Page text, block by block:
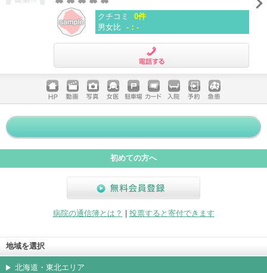
クチコミ
0件
男女比 -：-
ホームペ
ージ
動画 写真 女医 駐車場
クレジッ
トカード
入院 予約 急患
初めての方へ
病院の通信簿とは？ | 投票すると寄付できます
地域を選択
北海道・東北エリア